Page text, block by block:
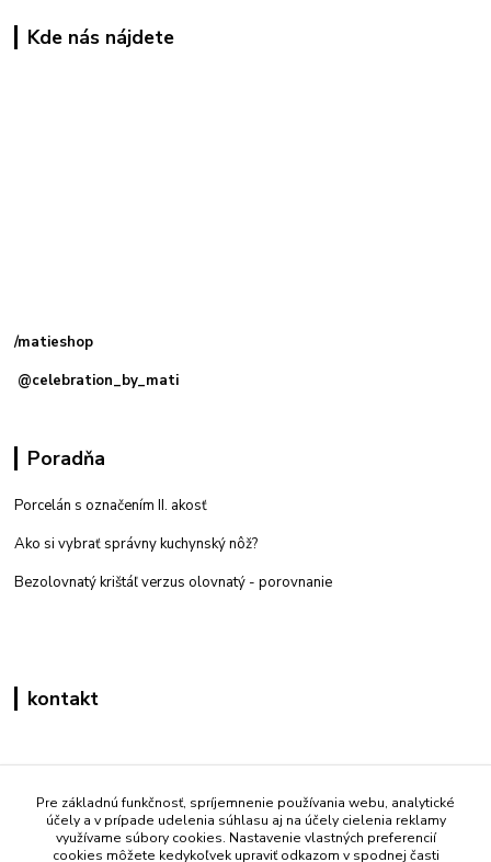
Kde nás nájdete
/matieshop
@celebration_by_mati
Poradňa
Porcelán s označením II. akosť
Ako si vybrať správny kuchynský nôž?
Bezolovnatý krištáľ verzus olovnatý - porovnanie
kontakt
+421 908 861 051
(Po - Pia 7:30-15:30)
Pre základnú funkčnosť, spríjemnenie používania webu, analytické
účely a v prípade udelenia súhlasu aj na účely cielenia reklamy
využívame súbory cookies. Nastavenie vlastných preferencií
cookies môžete kedykoľvek upraviť odkazom v spodnej časti